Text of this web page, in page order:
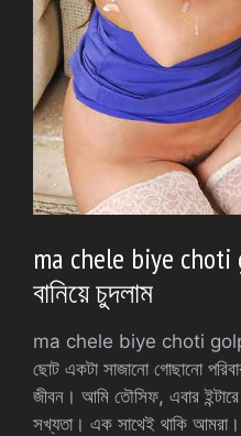
ma chele biye
বানিয়ে চুদলাম
ma chele biye choti golpo
ছোট একটা সাজানো গোছানো
জীবন। আমি তৌসিফ, এবার ইন্টারে
সখ্যতা। এক সাথেই থাকি